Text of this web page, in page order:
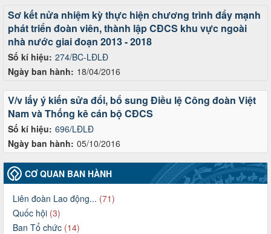
Số kí hiệu: 274/BC-LĐLĐ
Ngày ban hành: 18/04/2016
Sơ kết nửa nhiệm kỳ thực hiện chương trình đẩy mạnh
phát triển đoàn viên, thành lập CĐCS khu vực ngoài
nhà nước giai đoạn 2013 - 2018
Số kí hiệu: 696/LĐLĐ
Ngày ban hành: 05/10/2016
V/v lấy ý kiến sửa đổi, bổ sung Điều lệ Công đoàn Việt
Nam và Thống kê cán bộ CĐCS
CƠ QUAN BAN HÀNH
Liên đoàn Lao động... (71)
Quốc hội (3)
Ban Tổ chức (14)